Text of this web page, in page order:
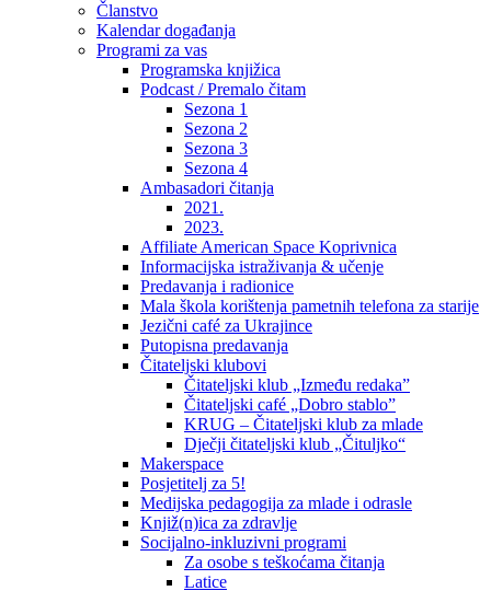
Članstvo
Kalendar događanja
Programi za vas
Programska knjižica
Podcast / Premalo čitam
Sezona 1
Sezona 2
Sezona 3
Sezona 4
Ambasadori čitanja
2021.
2023.
Affiliate American Space Koprivnica
Informacijska istraživanja & učenje
Predavanja i radionice
Mala škola korištenja pametnih telefona za starije
Jezični café za Ukrajince
Putopisna predavanja
Čitateljski klubovi
Čitateljski klub „Između redaka”
Čitateljski café „Dobro stablo”
KRUG – Čitateljski klub za mlade
Dječji čitateljski klub „Čituljko“
Makerspace
Posjetitelj za 5!
Medijska pedagogija za mlade i odrasle
Knjiž(n)ica za zdravlje
Socijalno-inkluzivni programi
Za osobe s teškoćama čitanja
Latice